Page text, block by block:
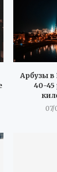
Арбузы в
40-45